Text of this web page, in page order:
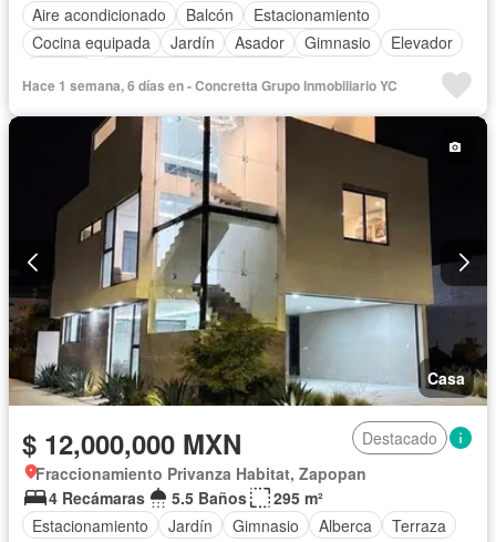
Aire acondicionado
Balcón
Estacionamiento
Cocina equipada
Jardín Asador Gimnasio
Elevador
Hace 1 semana, 6 días en - Concretta Grupo Inmobiliario YC
Casa
$ 12,000,000 MXN
Destacado
Fraccionamiento Privanza Habitat, Zapopan
4 Recámaras
5.5 Baños
295 m²
Estacionamiento
Jardín Gimnasio Alberca Terraza